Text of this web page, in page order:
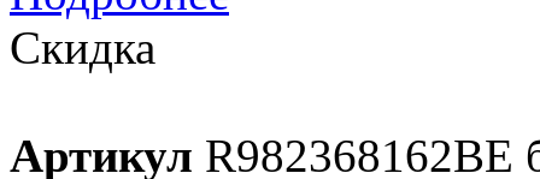
Скидка
Артикул R982368162BE